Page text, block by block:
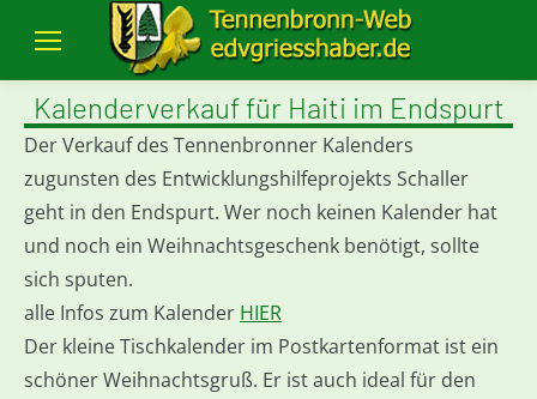
Kalenderverkauf für Haiti im Endspurt
Der Verkauf des Tennenbronner Kalenders
zugunsten des Entwicklungshilfeprojekts Schaller
geht in den Endspurt. Wer noch keinen Kalender hat
und noch ein Weihnachtsgeschenk benötigt, sollte
sich sputen.
alle Infos zum Kalender HIER
Der kleine Tischkalender im Postkartenformat ist ein
schöner Weihnachtsgruß. Er ist auch ideal für den